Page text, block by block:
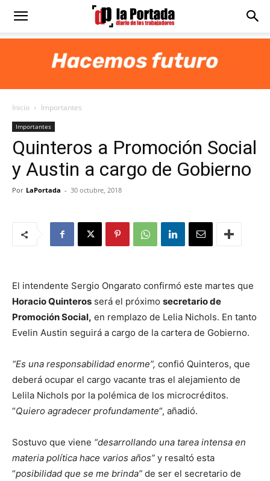
Diario
Portada
Inicio Importantes
Importantes
Quinteros a Promoción Social
y Austin a cargo de Gobierno
Por LaPortada - 30 octubre, 2018
El intendente Sergio Ongarato confirmó este martes que
Horacio Quinteros será el próximo secretario de
Promoción Social, en remplazo de Lelia Nichols. En tanto
Evelin Austin seguirá a cargo de la cartera de Gobierno.
“Es una responsabilidad enorme”, confió Quinteros, que
deberá ocupar el cargo vacante tras el alejamiento de
Lelila Nichols por la polémica de los microcréditos.
“Quiero agradecer profundamente“, añadió.
Sostuvo que viene “desarrollando una tarea intensa en
materia política hace varios años” y resaltó esta
“posibilidad que se me brinda” de ser el secretario de